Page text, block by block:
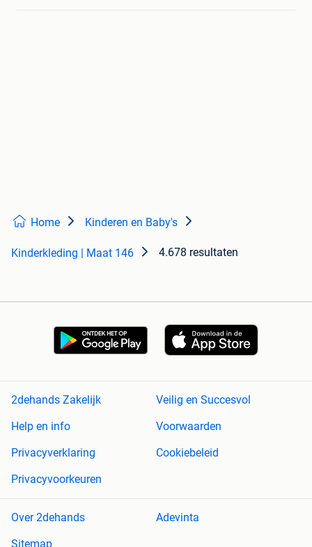
Home Kinderen en Baby's
Kinderkleding | Maat 146 4.678 resultaten
2dehands Zakelijk
Veilig en Succesvol
Help en info
Voorwaarden
Privacyverklaring
Cookiebeleid
Privacyvoorkeuren
Over 2dehands
Adevinta
Sitemap